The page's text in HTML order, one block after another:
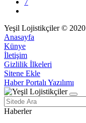
Yeşil Lojistikçiler © 2020
Anasayfa
Künye
İletişim
Gizlilik İlkeleri
Sitene Ekle
Haber Portalı Yazılımı
Haberler